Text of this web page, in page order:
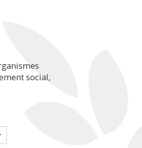
social,